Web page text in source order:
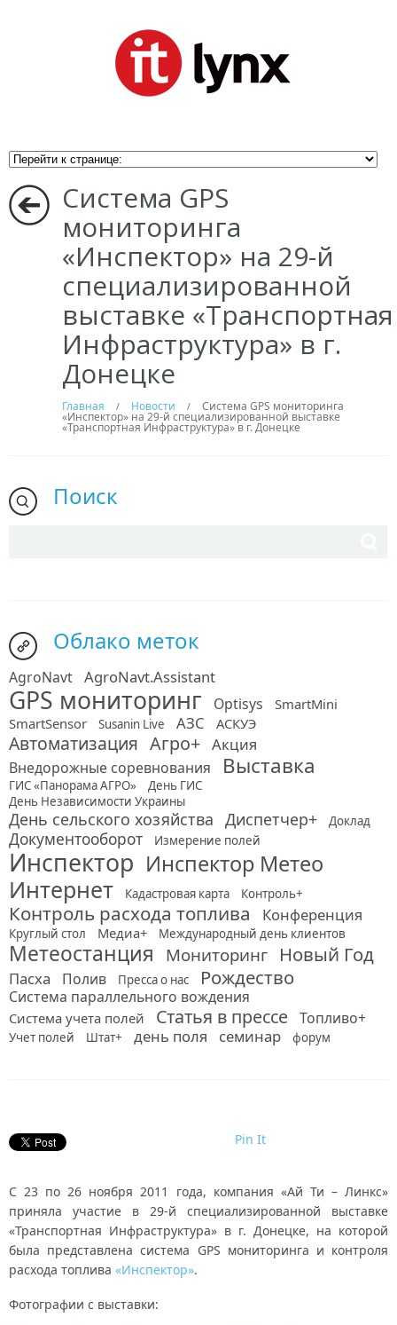
Система GPS
мониторинга
«Инспектор» на 29-й
специализированной
выставке «Транспортная
Инфраструктура» в г.
Донецке
Главная / Новости / Система GPS мониторинга
«Инспектор» на 29-й специализированной выставке
«Транспортная Инфраструктура» в г. Донецке
Поиск
Облако меток
AgroNavt AgroNavt.Assistant
GPS мониторинг Optisys
SmartMini
SmartSensor
Susanin Live АЗС АСКУЭ
Автоматизация Агро+ Акция
Внедорожные соревнования Выставка
ГИС «Панорама АГРО»
День ГИС
День Независимости Украины
День сельского хозяйства Диспетчер+ Доклад
Документооборот Измерение полей
Инспектор Инспектор Метео
Интернет Кадастровая карта Контроль+
Контроль расхода топлива Конференция
Круглый стол Медиа+ Международный день клиентов
Метеостанция Мониторинг Новый Год
Пасха Полив Пресса о нас Рождество
Система параллельного вождения
Система учета полей Статья в прессе Топливо+
Учет полей Штат+ день поля семинар форум
Pin It
С 23 по 26 ноября 2011 года, компания «Ай Ти – Линкс»
приняла участие в 29-й специализированной выставке
«Транспортная Инфраструктура» в г. Донецке, на которой
была представлена система GPS мониторинга и контроля
расхода топлива «Инспектор».
Фотографии с выставки: